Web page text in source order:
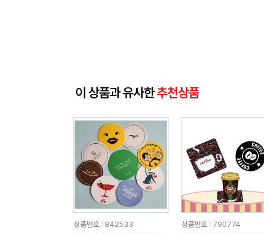
이 상품과 유사한추천상품
상품번호 : 842533
상품번호 : 790774